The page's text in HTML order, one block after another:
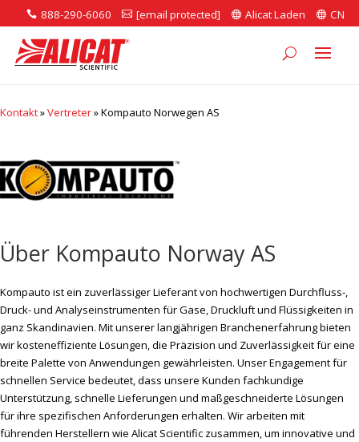
 888-290-6060  [email protected]  Alicat Laden  CN
Kontakt»Vertreter»Kompauto Norwegen AS
Über Kompauto Norway AS
Kompauto ist ein zuverlässiger Lieferant von hochwertigen Durchfluss-,
Druck- und Analyseinstrumenten für Gase, Druckluft und Flüssigkeiten in
ganz Skandinavien. Mit unserer langjährigen Branchenerfahrung bieten
wir kosteneffiziente Lösungen, die Präzision und Zuverlässigkeit für eine
breite Palette von Anwendungen gewährleisten. Unser Engagement für
schnellen Service bedeutet, dass unsere Kunden fachkundige
Unterstützung, schnelle Lieferungen und maßgeschneiderte Lösungen
für ihre spezifischen Anforderungen erhalten. Wir arbeiten mit
führenden Herstellern wie Alicat Scientific zusammen, um innovative und